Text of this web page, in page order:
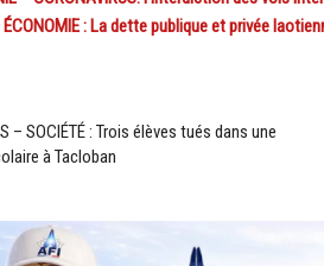
ÉCONOMIE : La dette publique et privée
– SOCIÉTÉ : Trois élèves tués dans une
à Tacloban